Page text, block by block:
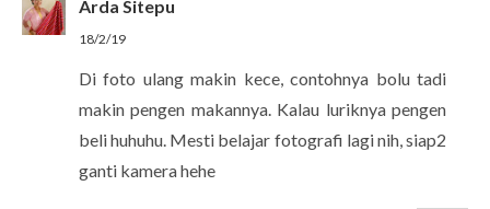
Arda Sitepu
18/2/19
Di foto ulang makin kece, contohnya bolu tadi
makin pengen makannya. Kalau luriknya pengen
beli huhuhu. Mesti belajar fotografi lagi nih, siap2
ganti kamera hehe